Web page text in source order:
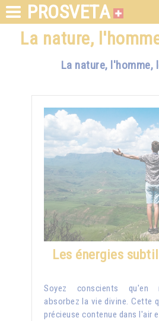
PROSVETA
La nature,
La nature, l'homme,
Les énergies
Soyez conscients qu'en
absorbez la vie divine. Cette
précieuse contenue dans l'air